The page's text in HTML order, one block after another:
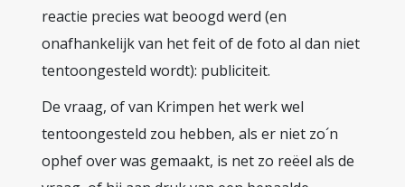
reactie precies wat beoogd werd (en
onafhankelijk van het feit of de foto al dan niet
tentoongesteld wordt): publiciteit.
De vraag, of van Krimpen het werk wel
tentoongesteld zou hebben, als er niet zo´n
ophef over was gemaakt, is net zo reëel als de